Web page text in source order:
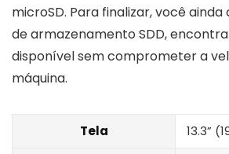
microSD. Para finalizar, você ainda
de armazenamento SDD,
disponível sem comprometer a
máquina.
Tela 13.3”